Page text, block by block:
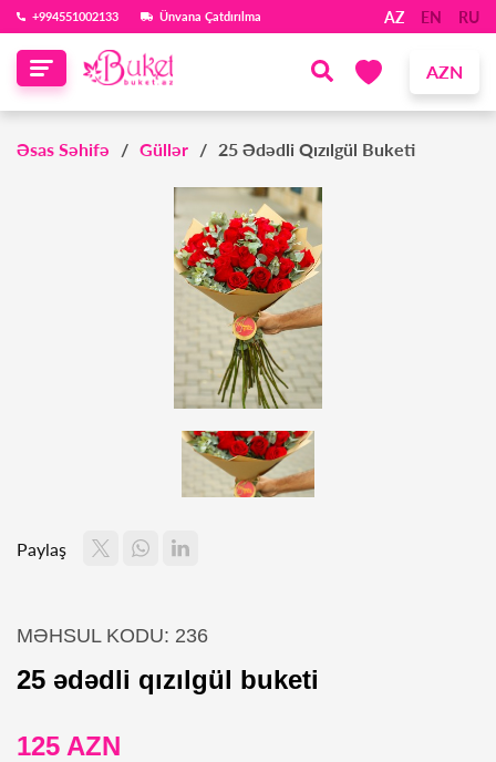
‪+994551002133‬ Ünvana Çatdırılma AZ EN RU
AZN
Əsas Səhifə Güllər 25 Ədədli Qızılgül Buketi
Paylaş
MƏHSUL KODU: 236
25 ədədli qızılgül buketi
125 AZN